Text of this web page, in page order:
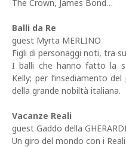
The Crown, James Bond…
Balli da Re
guest Myrta MERLINO
Figli di personaggi noti, tra
I balli che hanno fatto la
Kelly; per l’insediamento
della grande nobiltà italiana.
Vacanze Reali
guest Gaddo della
Un giro del mondo con i Reali